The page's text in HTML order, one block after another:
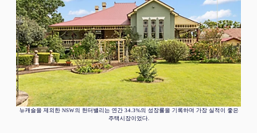
뉴캐슬을 제외한 NSW의 헌터밸리는 연간 34.3%의 성장률을 기록하며 가장 실적이 좋은
주택시장이었다.